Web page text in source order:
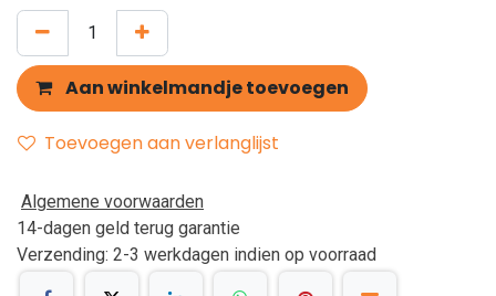
Aan winkelmandje toevoegen
Toevoegen aan verlanglijst
Algemene voorwaarden
14-dagen geld terug garantie
Verzending: 2-3 werkdagen indien op voorraad